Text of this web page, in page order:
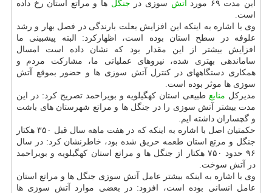
این مدت ۶۹ مورد
آتش سوزی در جنگل ها و مراتع استان رخ داده
است.
وی با اشاره به اینكه این افزایش بعلت بارندگی در فصل بهار و رشد
علوفه در سطح استان بوده است، اظهاركرد: البته پیشبینی ما
افزایش بیشتر از این مقدار بود كه نشان داده است امسال
ساماندهی بهتری شده، نیروهای عملیاتی ما، مشاركت مردم و
همكاری دستگاههای در كنترل آتش سوزی ها و حضور بموقع آتش
سوزی ها موثر بوده است.
مدیركل منابع طبیعی استان كهگیلویه و بویراحمد تصریح كرد: در این
مدت بیشتر آتش سوزی را در جنگل ها و مراتع شهرستان های باشت
و گچساران داشته ایم.
حكمتیان اصل با اشاره به اینكه كه در هفت ماهه سال قبل ۳۵۰ هكتار
جنگل و مرتع استان طعمه حریق شده بود، خاطرنشان كرد: در سال
۹۶ حدود ۷۵۰ هكتار از جنگل ها و مراتع استان كهگیلویه و بویراحمد
در آتش سوخت.
وی با اشاره به اینكه بیشتر عامل آتش سوزی جنگل ها و مراتع استان
عامل انسانی بوده است، افزود: در بعضی موارد آتش سوزی ها